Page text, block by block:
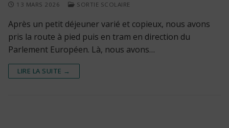
13 MARS 2026 SORTIE SCOLAIRE
Après un petit déjeuner varié et copieux, nous avons
pris la route à pied puis en tram en direction du
Parlement Européen. Là, nous avons…
LIRE LA SUITE →